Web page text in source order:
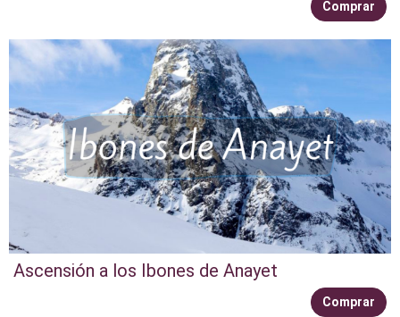
Comprar
Ascensión a los Ibones de Anayet
Comprar